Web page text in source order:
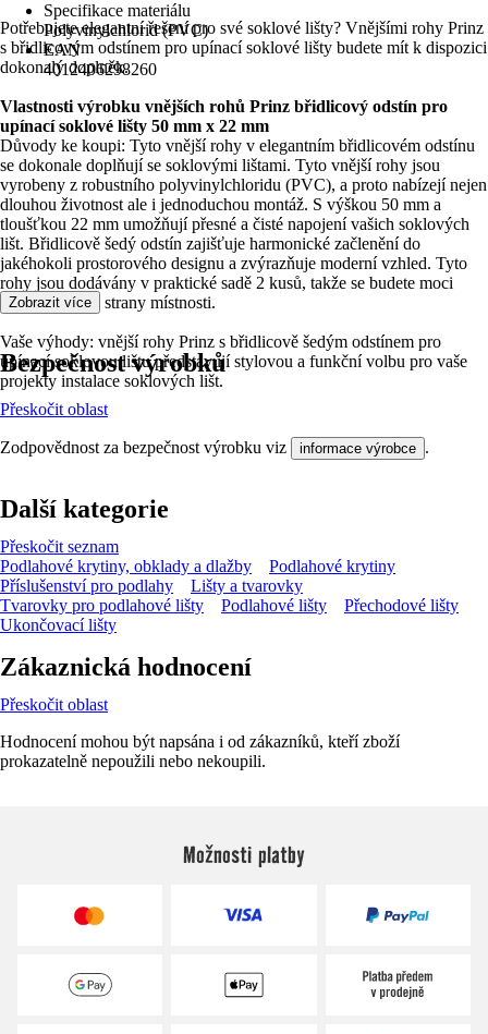
Specifikace materiálu
Polyvinylchlorid (PVC)
EAN
4012406298260
Potřebujete elegantní řešení pro své soklové lišty? Vnějšími rohy Prinz
s břidlicovým odstínem pro upínací soklové lišty budete mít k dispozici
dokonalý doplněk.
Vlastnosti výrobku vnějších rohů Prinz břidlicový odstín pro
upínací soklové lišty 50 mm x 22 mm
Důvody ke koupi: Tyto vnější rohy v elegantním břidlicovém odstínu
se dokonale doplňují se soklovými lištami. Tyto vnější rohy jsou
vyrobeny z robustního polyvinylchloridu (PVC), a proto nabízejí nejen
dlouhou životnost ale i jednoduchou montáž. S výškou 50 mm a
tloušťkou 22 mm umožňují přesné a čisté napojení vašich soklových
lišt. Břidlicově šedý odstín zajišťuje harmonické začlenění do
jakéhokoli prostorového designu a zvýrazňuje moderní vzhled. Tyto
rohy jsou dodávány v praktické sadě 2 kusů, takže se budete moci
zaměřit na obě strany místnosti.
Vaše výhody: vnější rohy Prinz s břidlicově šedým odstínem pro
upínací soklovou lištu představují stylovou a funkční volbu pro vaše
projekty instalace soklových lišt.
Zobrazit více
Bezpečnost výrobků
Přeskočit oblast
Zodpovědnost za bezpečnost výrobku viz informace výrobce .
Další kategorie
Přeskočit seznam
Podlahové krytiny, obklady a dlažby
Podlahové krytiny
Příslušenství pro podlahy
Lišty a tvarovky
Tvarovky pro podlahové lišty
Podlahové lišty
Přechodové lišty
Ukončovací lišty
Zákaznická hodnocení
Přeskočit oblast
Hodnocení mohou být napsána i od zákazníků, kteří zboží
prokazatelně nepoužili nebo nekoupili.
Možnosti platby